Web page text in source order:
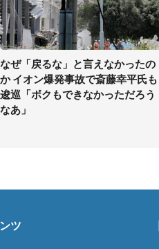
なぜ「戻るな」と言えなかったの
か イオン爆発事故で斎藤幸平氏も
逡巡「ボクもできなかっただろう
なあ」
ツ